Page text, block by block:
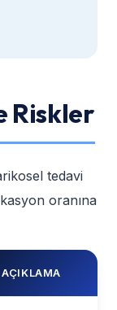
Riskler
tedavi
oranına
AÇIKLAMA